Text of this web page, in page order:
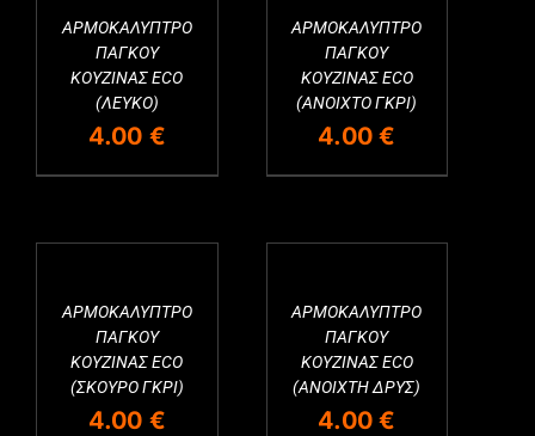
ΑΡΜΟΚΑΛΥΠΤΡΟ
ΠΑΓΚΟΥ
ΚΟΥΖΙΝΑΣ ECO
(ΛΕΥΚΟ)
4.00 €
ΑΡΜΟΚΑΛΥΠΤΡΟ
ΠΑΓΚΟΥ
ΚΟΥΖΙΝΑΣ ECO
(ΑΝΟΙΧΤΟ ΓΚΡΙ)
4.00€
ΑΡΜΟΚΑΛΥΠΤΡΟ
ΠΑΓΚΟΥ
ΚΟΥΖΙΝΑΣ ECO
(ΣΚΟΥΡΟ ΓΚΡΙ)
4.00 €
ΑΡΜΟΚΑΛΥΠΤΡΟ
ΠΑΓΚΟΥ
ΚΟΥΖΙΝΑΣ ECO
(ΑΝΟΙΧΤΗ ΔΡΥΣ)
4.00€